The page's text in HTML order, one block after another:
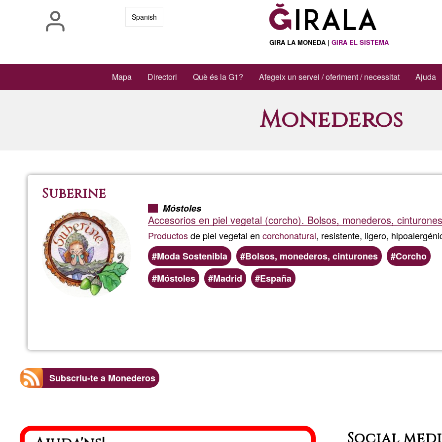
Spanish
GIRA LA MONEDA |GIRA EL SISTEMA
Mapa Directori Què és la G1? Afegeix un servei / oferiment / necessitat Ajuda
Monederos
Suberine
Móstoles
Accesorios en piel vegetal (corcho). Bolsos, monederos,
Productosde piel vegetal en corchonatural, resistente, ligero,
Moda Sostenibla
Bolsos, monederos, cinturones
Corcho
Móstoles
Madrid España
Subscriu-te a Monederos